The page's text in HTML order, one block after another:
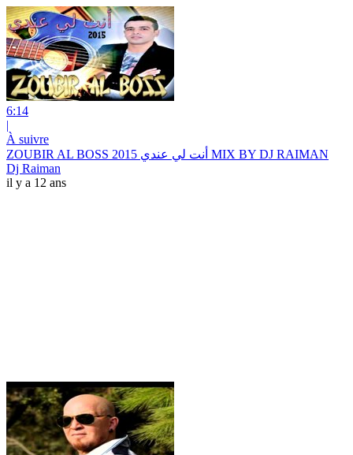
6:14
|
À suivre
ZOUBIR AL BOSS 2015 أنت لي عندي MIX BY DJ RAIMAN
Dj Raiman
il y a 12 ans